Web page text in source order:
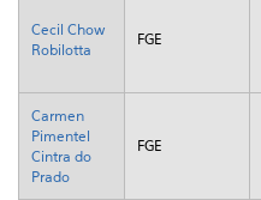
Cecil Chow
Robilotta
FGE
Carmen
Pimentel
Cintra do
Prado
FGE